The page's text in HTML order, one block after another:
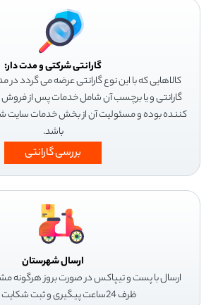
گارانتی شرکتی و مدت دار:
کالاهایی که با این نوع گارانتی عرضه می گردد
گارانتی و یا برچسب آن شامل خدمات پس از
باشد.
بررسی گارانتی
ارسال شهرستان
ارسال با پست و تیپاکس در صورت بروز هرگونه
ظرف 24ساعت پیگیری و ثبت شکایت فرمایید.